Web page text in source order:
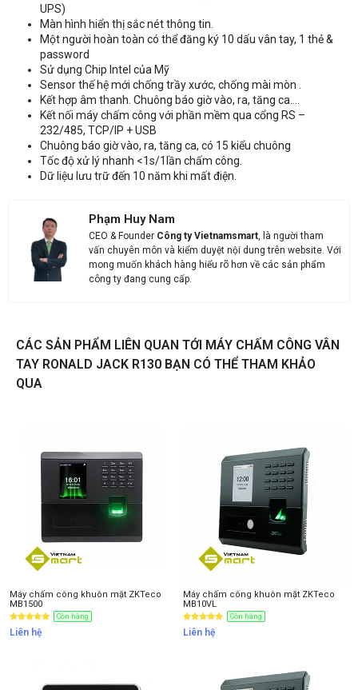
UPS)
Màn hình hiển thị sắc nét thông tin.
Một người hoàn toàn có thể đăng ký 10 dấu vân tay, 1 thẻ &
password
Sử dụng Chip Intel của Mỹ
Sensor thế hệ mới chống trầy xước, chống mài mòn .
Kết hợp âm thanh. Chuông báo giờ vào, ra, tăng ca….
Kết nối máy chấm công với phần mềm qua cổng RS –
232/485, TCP/IP + USB
Chuông báo giờ vào, ra, tăng ca, có 15 kiểu chuông
Tốc độ xử lý nhanh <1s/1lần chấm công.
Dữ liệu lưu trữ đến 10 năm khi mất điện.
Phạm Huy Nam
CEO & Founder Công ty Vietnamsmart, là người tham
vấn chuyên môn và kiểm duyệt nội dung trên website. Với
mong muốn khách hàng hiểu rõ hơn về các sản phẩm
công ty đang cung cấp.
CÁC SẢN PHẨM LIÊN QUAN TỚI MÁY CHẤM CÔNG VÂN
TAY RONALD JACK R130 BẠN CÓ THỂ THAM KHẢO
QUA
Máy chấm công khuôn mặt ZKTeco
MB1500
Còn hàng
Liên hệ
Máy chấm công khuôn mặt ZKTeco
MB10VL
Còn hàng
Liên hệ
Nhận báo giá sản phẩm: Máy chấm công vân tay Ronald Jack R130
Liên hệ
Anh Chị
Tôi Không dùng
NHẬN BÁO GIÁ